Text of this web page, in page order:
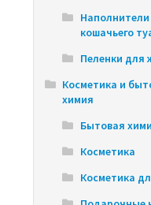
кошачьего
Пеленки для
Косметика и
химия
Бытовая
Косметика
Косметика